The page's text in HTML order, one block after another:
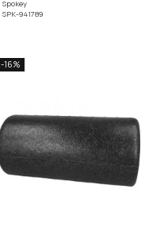
Spokey
SPK-941789
-16%